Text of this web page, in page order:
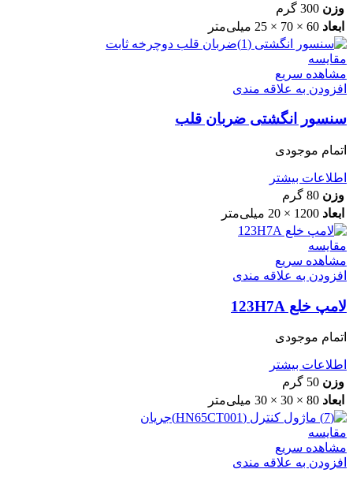
وزن 300 گرم
ابعاد 60 × 70 × 25 میلی‌متر
مقایسه
مشاهده سریع
افزودن به علاقه مندی
سنسور انگشتی ضربان قلب
اتمام موجودی
اطلاعات بیشتر
وزن 80 گرم
ابعاد 1200 × 20 میلی‌متر
مقایسه
مشاهده سریع
افزودن به علاقه مندی
لامپ خلع 123H7A
اتمام موجودی
اطلاعات بیشتر
وزن 50 گرم
ابعاد 80 × 30 × 30 میلی‌متر
مقایسه
مشاهده سریع
افزودن به علاقه مندی